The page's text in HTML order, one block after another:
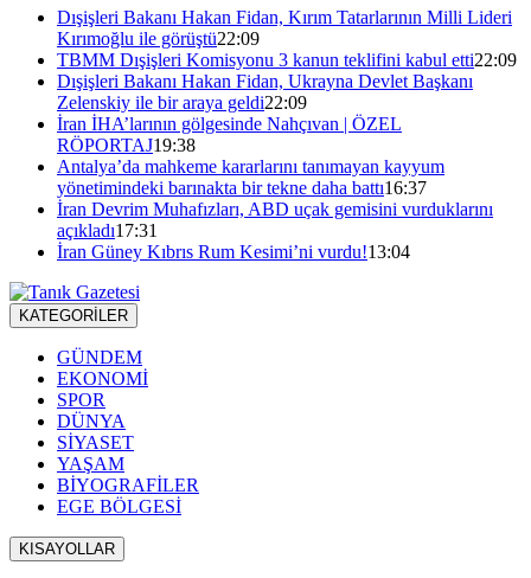
Dışişleri Bakanı Hakan Fidan, Kırım Tatarlarının Milli Lideri
Kırımoğlu ile görüştü22:09
TBMM Dışişleri Komisyonu 3 kanun teklifini kabul etti22:09
Dışişleri Bakanı Hakan Fidan, Ukrayna Devlet Başkanı
Zelenskiy ile bir araya geldi22:09
İran İHA’larının gölgesinde Nahçıvan | ÖZEL
RÖPORTAJ19:38
Antalya’da mahkeme kararlarını tanımayan kayyum
yönetimindeki barınakta bir tekne daha battı16:37
İran Devrim Muhafızları, ABD uçak gemisini vurduklarını
açıkladı17:31
İran Güney Kıbrıs Rum Kesimi’ni vurdu!13:04
KATEGORİLER
GÜNDEM
EKONOMİ
SPOR
DÜNYA
SİYASET
YAŞAM
BİYOGRAFİLER
EGE BÖLGESİ
KISAYOLLAR